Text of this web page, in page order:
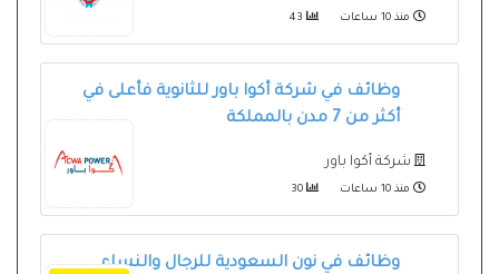
منذ 10 ساعات
وظائف في شركة أكوا باور للثانوية فأعلى في
أكثر من 7 مدن بالمملكة
شركة أكوا باور
منذ 10 ساعات
وظائف في نون السعودية للرجال والنساء